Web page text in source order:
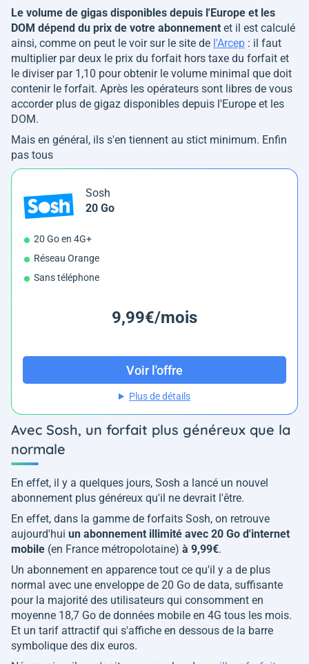
Le volume de gigas disponibles depuis l'Europe et les
DOM dépend du prix de votre abonnement et il est calculé
ainsi, comme on peut le voir sur le site de l'Arcep : il faut
multiplier par deux le prix du forfait hors taxe du forfait et
le diviser par 1,10 pour obtenir le volume minimal que doit
contenir le forfait. Après les opérateurs sont libres de vous
accorder plus de gigaz disponibles depuis l'Europe et les
DOM.
Mais en général, ils s'en tiennent au stict minimum. Enfin
pas tous
Sosh
20 Go
20 Go en 4G+
Réseau Orange
Sans téléphone
9,99€/mois
Voir l'offre
Plus de détails
Avec Sosh, un forfait plus généreux que la
normale
En effet, il y a quelques jours, Sosh a lancé un nouvel
abonnement plus généreux qu'il ne devrait l'être.
En effet, dans la gamme de forfaits Sosh, on retrouve
aujourd'hui un abonnement illimité avec 20 Go d'internet
mobile (en France métropolotaine) à 9,99€.
Un abonnement en apparence tout ce qu'il y a de plus
normal avec une enveloppe de 20 Go de data, suffisante
pour la majorité des utilisateurs qui consomment en
moyenne 18,7 Go de données mobile en 4G tous les mois.
Et un tarif attractif qui s'affiche en dessous de la barre
symbolique des dix euros.